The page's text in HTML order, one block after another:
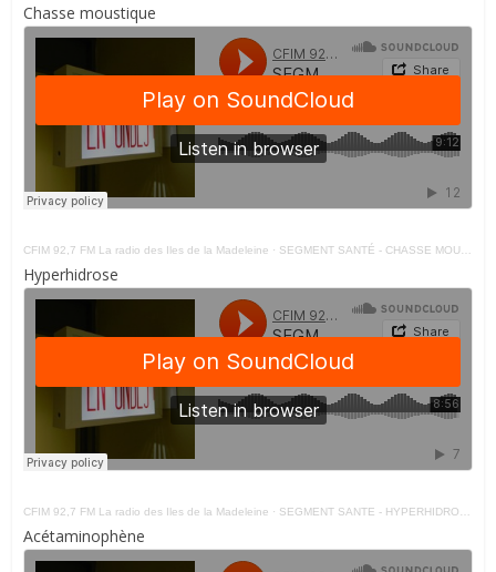
Chasse moustique
CFIM 92,7 FM La radio des Iles de la Madeleine · SEGMENT SANTÉ - CHASSE MOUSTIQUE 17 - 05 - 21
Hyperhidrose
CFIM 92,7 FM La radio des Iles de la Madeleine · SEGMENT SANTE - HYPERHIDROSE 10 - 05 - 21
Acétaminophène